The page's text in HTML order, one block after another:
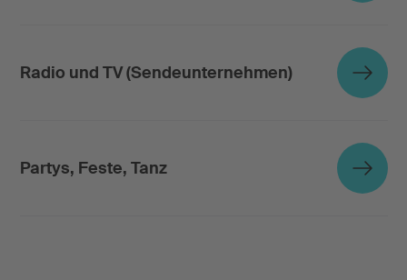
Radio und TV (Sendeunternehmen)
Partys, Feste, Tanz